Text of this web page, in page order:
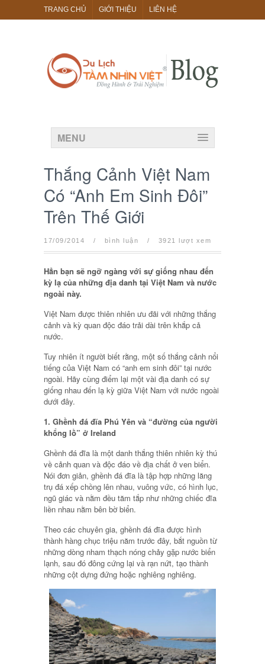
TRANG CHỦ GIỚI THIỆU LIÊN HỆ
MENU
Thắng Cảnh Việt Nam
Có “Anh Em Sinh Đôi”
Trên Thế Giới
17/09/2014 / bình luận / 3921 lượt xem
Hẳn bạn sẽ ngỡ ngàng với sự giống nhau đến
kỳ lạ của những địa danh tại Việt Nam và nước
ngoài này.
Việt Nam được thiên nhiên ưu đãi với những thắng
cảnh và kỳ quan độc đáo trải dài trên khắp cả
nước.
Tuy nhiên ít người biết rằng, một số thắng cảnh nổi
tiếng của Việt Nam có “anh em sinh đôi” tại nước
ngoài. Hãy cùng điểm lại một vài địa danh có sự
giống nhau đến lạ kỳ giữa Việt Nam với nước ngoài
dưới đây.
1. Ghềnh đá đĩa Phú Yên và “đường của người
khổng lồ” ở Ireland
Ghềnh đá đĩa là một danh thắng thiên nhiên kỳ thú
về cảnh quan và độc đáo về địa chất ở ven biển.
Nói đơn giản, ghềnh đá đĩa là tập hợp những lăng
trụ đá xếp chồng lên nhau, vuông vức, có hình lục,
ngũ giác và nằm đều tăm tắp như những chiếc đĩa
liền nhau nằm bên bờ biển.
Theo các chuyên gia, ghềnh đá đĩa được hình
thành hàng chục triệu năm trước đây, bắt nguồn từ
những dòng nham thạch nóng chảy gặp nước biển
lạnh, sau đó đông cứng lại và rạn nứt, tạo thành
những cột dựng đứng hoặc nghiêng nghiêng.